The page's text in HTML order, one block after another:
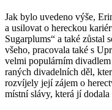
Jak bylo uvedeno výše,
a usilovat o hereckou
Sugarplums“ a také zůstal
všeho, pracovala také s
velmi populárním
raných divadelních děl,
rozvíjely její zájem o
místní slávy, která jí